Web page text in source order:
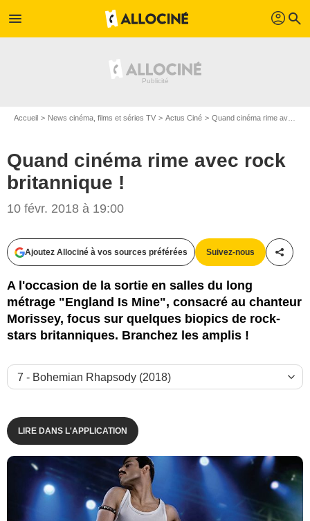
menu profil search
Accueil News cinéma, films et séries TV Actus Ciné Quand cinéma rime avec rock britannique !
Quand cinéma rime avec rock
britannique !
10 févr. 2018 à 19:00
Ajoutez Allociné à vos sources préférées Suivez-nous
A l'occasion de la sortie en salles du long
métrage "England Is Mine", consacré au chanteur
Morissey, focus sur quelques biopics de rock-
stars britanniques. Branchez les amplis !
LIRE DANS L'APPLICATION